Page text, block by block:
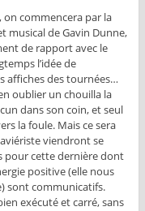
on commencera par la
musical de Gavin Dunne,
de rapport avec le
l’idée de
affiches des tournées…
oublier un chouilla la
dans son coin, et seul
la foule. Mais ce sera
viendront se
pour cette dernière dont
positive (elle nous
sont communicatifs.
exécuté et carré, sans